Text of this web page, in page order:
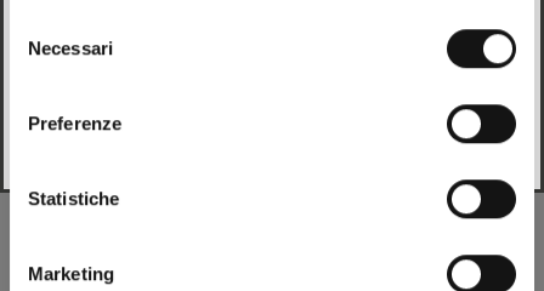
delNecessari
Preferenze
Statistiche
Marketing
purchasing preferences and interests and for profiling activities, as
stated in thePrivacy Policy
Italian
Change